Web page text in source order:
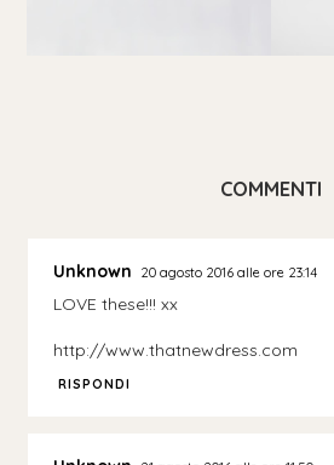
COMMENTI
Unknown 20 agosto 2016 alle ore 23:14
LOVE these!!! xx
http://www.thatnewdress.com
RISPONDI